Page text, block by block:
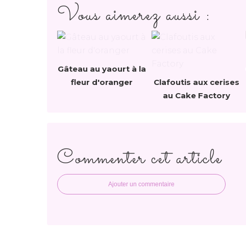
Vous aimerez aussi :
Gâteau au yaourt à la
fleur d'oranger
Clafoutis aux cerises
au Cake Factory
Commenter cet article
Ajouter un commentaire